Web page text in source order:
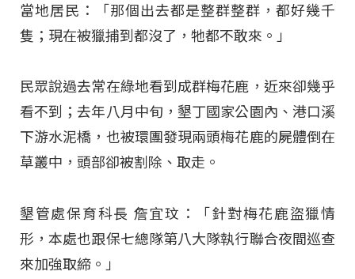
當地居民：「那個出去都是整群整群，都好幾千
隻；現在被獵捕到都沒了，牠都不敢來。」
民眾說過去常在綠地看到成群梅花鹿，近來卻幾乎
看不到；去年八月中旬，墾丁國家公園內、港口溪
下游水泥橋，也被環團發現兩頭梅花鹿的屍體倒在
草叢中，頭部卻被割除、取走。
墾管處保育科長 詹宜玟：「針對梅花鹿盜獵情
形，本處也跟保七總隊第八大隊執行聯合夜間巡查
來加強取締。」